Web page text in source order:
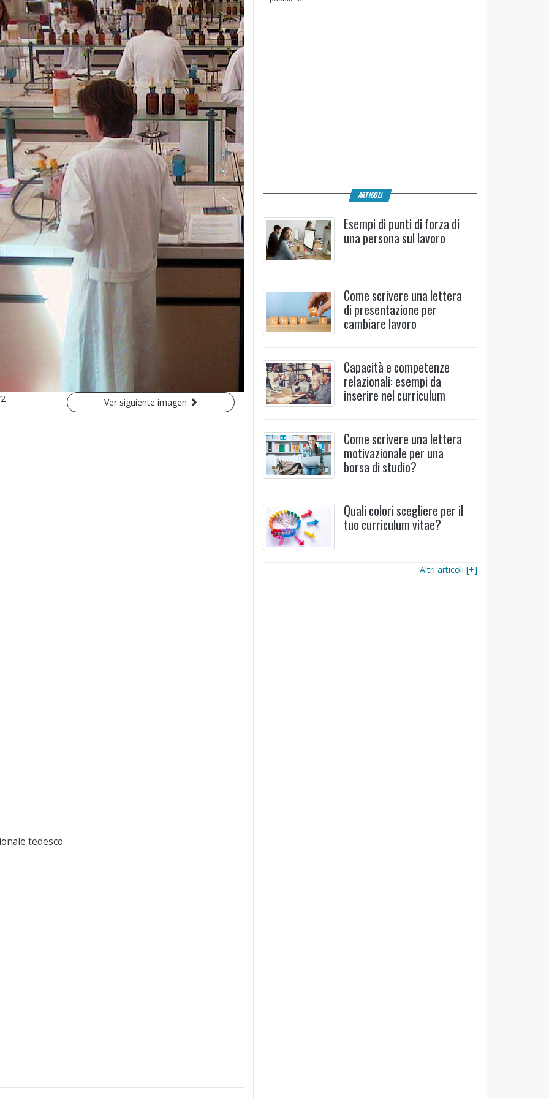
Ver siguiente imagen
tedesco
ARTICOLI
Esempi di punti di forza di
una persona sul lavoro
Come scrivere una lettera
di presentazione per
cambiare lavoro
Capacità e competenze
relazionali: esempi da
inserire nel curriculum
Come scrivere una lettera
motivazionale per una
borsa di studio?
Quali colori scegliere per il
tuo curriculum vitae?
Altri articoli [+]